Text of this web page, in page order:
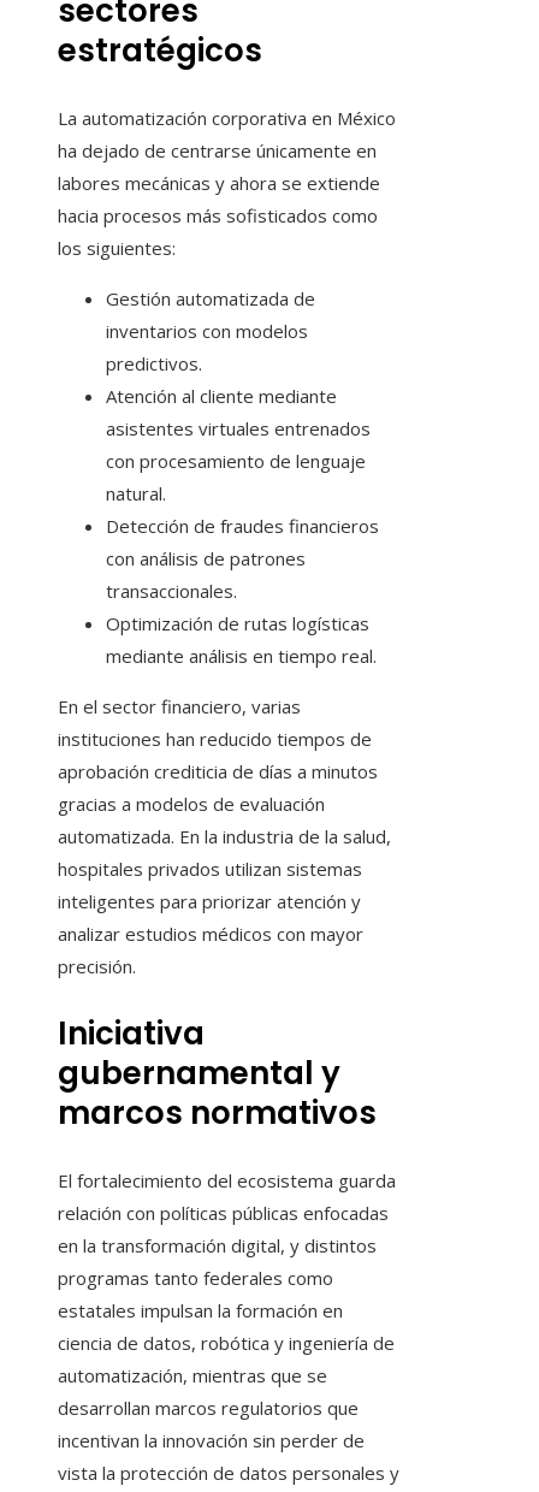
sectores
estratégicos
La automatización corporativa en México
ha dejado de centrarse únicamente en
labores mecánicas y ahora se extiende
hacia procesos más sofisticados como
los siguientes:
Gestión automatizada de
inventarios con modelos
predictivos.
Atención al cliente mediante
asistentes virtuales entrenados
con procesamiento de lenguaje
natural.
Detección de fraudes financieros
con análisis de patrones
transaccionales.
Optimización de rutas logísticas
mediante análisis en tiempo real.
En el sector financiero, varias
instituciones han reducido tiempos de
aprobación crediticia de días a minutos
gracias a modelos de evaluación
automatizada. En la industria de la salud,
hospitales privados utilizan sistemas
inteligentes para priorizar atención y
analizar estudios médicos con mayor
precisión.
Iniciativa
gubernamental y
marcos normativos
El fortalecimiento del ecosistema guarda
relación con políticas públicas enfocadas
en la transformación digital, y distintos
programas tanto federales como
estatales impulsan la formación en
ciencia de datos, robótica y ingeniería de
automatización, mientras que se
desarrollan marcos regulatorios que
incentivan la innovación sin perder de
vista la protección de datos personales y